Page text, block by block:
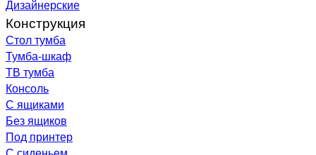
Дизайнерские
Конструкция
Стол тумба
Тумба-шкаф
ТВ тумба
Консоль
С ящиками
Без ящиков
Под принтер